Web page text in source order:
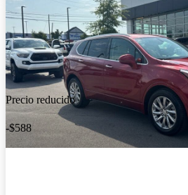
Precio reducido
-$588